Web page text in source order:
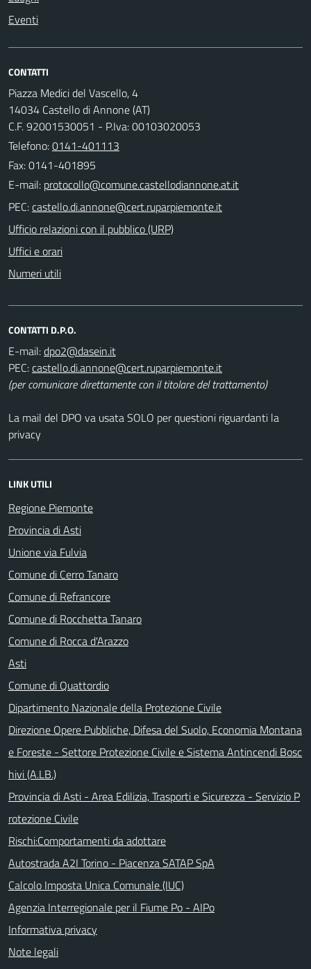
Eventi
CONTATTI
Piazza Medici del Vascello, 4
14034 Castello di Annone (AT)
C.F. 92001530051 - P.Iva: 00103020053
Telefono:0141-401113
Fax: 0141-401895
E-mail:
PEC:
Ufficio relazioni con il pubblico (URP)
Uffici e orari
Numeri utili
CONTATTI D.P.O.
E-mail:
PEC:
(per comunicare direttamente con il titolare del trattamento)
La mail del DPO va usata SOLO per questioni riguardanti la
privacy
LINK UTILI
Regione Piemonte
Provincia di Asti
Unione via Fulvia
Comune di Cerro Tanaro
Comune di Refrancore
Comune di Rocchetta Tanaro
Comune di Rocca d'Arazzo
Asti
Comune di Quattordio
Dipartimento Nazionale della Protezione Civile
Direzione Opere Pubbliche, Difesa del Suolo, Economia Montana
e Foreste - Settore Protezione Civile e Sistema Antincendi Bosc
hivi (A.LB.)
Provincia di Asti - Area Edilizia, Trasporti e Sicurezza - Servizio P
rotezione Civile
Rischi:Comportamenti da adottare
Autostrada A2I Torino - Piacenza SATAP SpA
Calcolo Imposta Unica Comunale (IUC)
Agenzia Interregionale per il Fiume Po - AIPo
Informativa privacy
Note legali